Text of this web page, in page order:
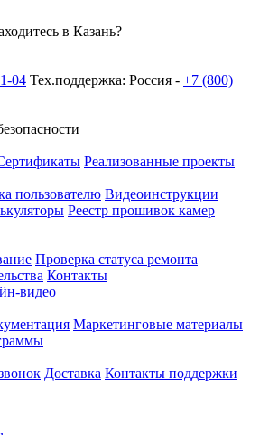
в Казань?
04 Тех.поддержка: Россия - +7 (800)
Реализованные проекты
пользователю Видеоинструкции
Реестр прошивок камер
Проверка статуса ремонта
Контакты
видео
Маркетинговые материалы
Доставка Контакты поддержки